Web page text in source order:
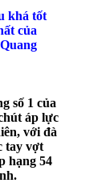
khá tốt
của
số 1 của
áp lực
với đà
tay vợt
hạng 54